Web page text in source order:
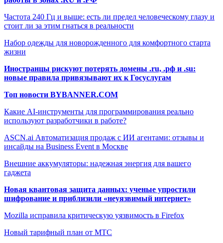
Частота 240 Гц и выше: есть ли предел человеческому глазу и
стоит ли за этим гнаться в реальности
Набор одежды для новорожденного для комфортного старта
жизни
Иностранцы рискуют потерять домены .ru, .рф и .su:
новые правила привязывают их к Госуслугам
Топ новости BYBANNER.COM
Какие AI-инструменты для программирования реально
используют разработчики в работе?
ASCN.ai Автоматизация продаж с ИИ агентами: отзывы и
инсайды на Business Event в Москве
Внешние аккумуляторы: надежная энергия для вашего
гаджета
Новая квантовая защита данных: ученые упростили
шифрование и приблизили «неуязвимый интернет»
Mozilla исправила критическую уязвимость в Firefox
Новый тарифный план от МТС